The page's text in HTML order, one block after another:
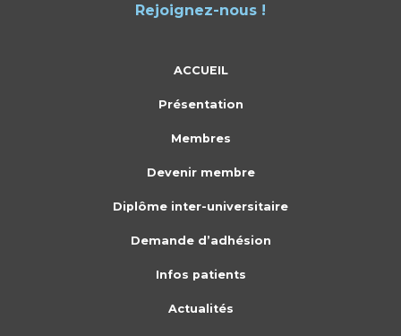
Rejoignez-nous !
ACCUEIL
Présentation
Membres
Devenir membre
Diplôme inter-universitaire
Demande d’adhésion
Infos patients
Actualités